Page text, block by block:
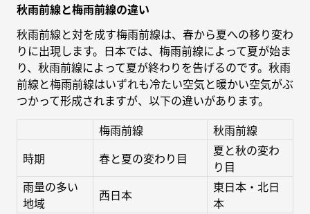
秋雨前線と梅雨前線の違い
秋雨前線と対を成す梅雨前線は、春から夏への移り変わ
りに出現します。日本では、梅雨前線によって夏が始ま
り、秋雨前線によって夏が終わりを告げるのです。秋雨
前線と梅雨前線はいずれも冷たい空気と暖かい空気がぶ
つかって形成されますが、以下の違いがあります。
梅雨前線
秋雨前線
時期
春と夏の変わり目
夏と秋の変わ
り目
雨量の多い
地域
西日本
東日本・北日
本